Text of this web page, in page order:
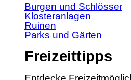
Burgen und Schlösser
Klosteranlagen
Ruinen
Parks und Gärten
Freizeittipps